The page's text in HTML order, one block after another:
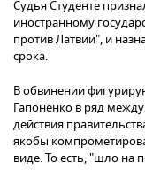
Судья Студенте
иностранному
против Латвии", и
срока.
В обвинении
Гапоненко в ряд
действия
якобы
виде. То есть, "шло на